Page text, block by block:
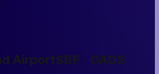
AirportSBF · OADS